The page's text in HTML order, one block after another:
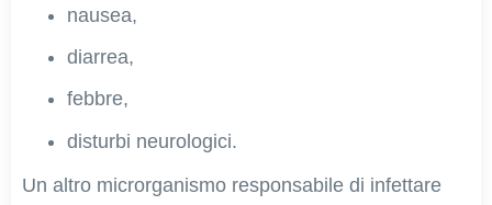
nausea,
diarrea,
febbre,
disturbi neurologici.
Un altro microrganismo responsabile di infettare